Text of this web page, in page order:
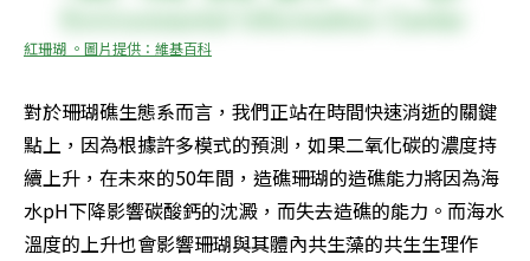
紅珊瑚 。圖片提供：維基百科
對於珊瑚礁生態系而言，我們正站在時間快速消逝的關鍵
點上，因為根據許多模式的預測，如果二氧化碳的濃度持
續上升，在未來的50年間，造礁珊瑚的造礁能力將因為海
水pH下降影響碳酸鈣的沈澱，而失去造礁的能力。而海水
溫度的上升也會影響珊瑚與其體內共生藻的共生生理作